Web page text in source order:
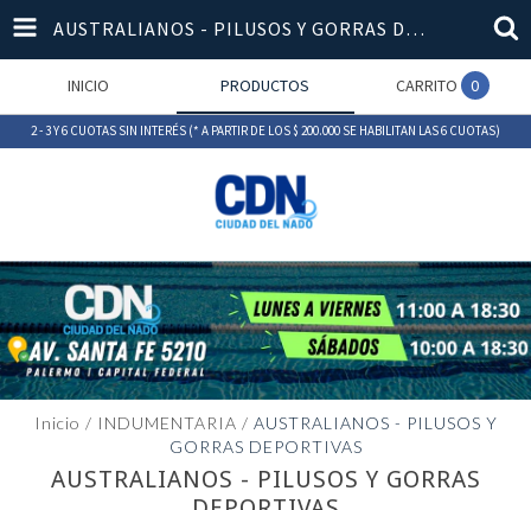
AUSTRALIANOS - PILUSOS Y GORRAS DEPORTIVAS
INICIO PRODUCTOS CARRITO 0
2 - 3 Y 6 CUOTAS SIN INTERÉS (* A PARTIR DE LOS $ 200.000 SE HABILITAN LAS 6 CUOTAS)
Inicio / INDUMENTARIA / AUSTRALIANOS - PILUSOS Y
GORRAS DEPORTIVAS
AUSTRALIANOS - PILUSOS Y GORRAS